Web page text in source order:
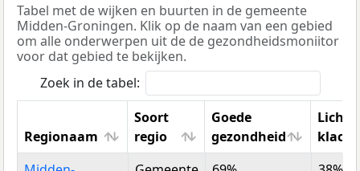
Tabel met de wijken en buurten in de gemeente
Midden-Groningen. Klik op de naam van een gebied
om alle onderwerpen uit de de gezondheidsmoniitor
voor dat gebied te bekijken.
Zoek in de tabel:
Regionaam
Soort
regio
Goede
gezondheid
Regionaam
Soort
Goede